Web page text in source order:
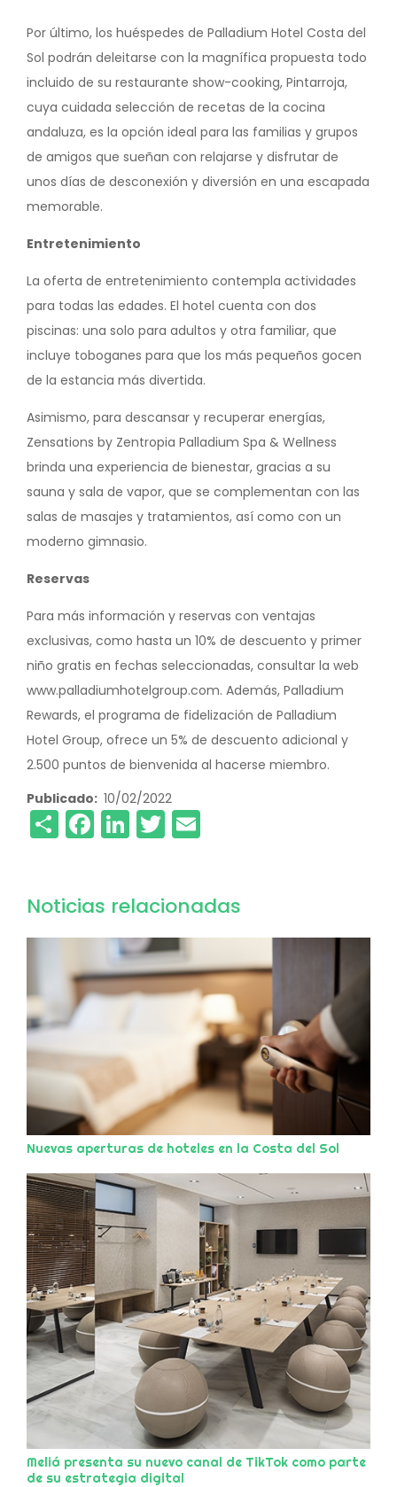
Por último, los huéspedes de Palladium Hotel Costa del
Sol podrán deleitarse con la magnífica propuesta todo
incluido de su restaurante show-cooking, Pintarroja,
cuya cuidada selección de recetas de la cocina
andaluza, es la opción ideal para las familias y grupos
de amigos que sueñan con relajarse y disfrutar de
unos días de desconexión y diversión en una escapada
memorable.
Entretenimiento
La oferta de entretenimiento contempla actividades
para todas las edades. El hotel cuenta con dos
piscinas: una solo para adultos y otra familiar, que
incluye toboganes para que los más pequeños gocen
de la estancia más divertida.
Asimismo, para descansar y recuperar energías,
Zensations by Zentropia Palladium Spa & Wellness
brinda una experiencia de bienestar, gracias a su
sauna y sala de vapor, que se complementan con las
salas de masajes y tratamientos, así como con un
moderno gimnasio.
Reservas
Para más información y reservas con ventajas
exclusivas, como hasta un 10% de descuento y primer
niño gratis en fechas seleccionadas, consultar la web
www.palladiumhotelgroup.com. Además, Palladium
Rewards, el programa de fidelización de Palladium
Hotel Group, ofrece un 5% de descuento adicional y
2.500 puntos de bienvenida al hacerse miembro.
Publicado 10/02/2022
ShareFacebook
LinkedIn
Twitter
Noticias relacionadas
Nuevas aperturas de hoteles en la Costa del Sol
Meliá presenta su nuevo canal de TikTok como parte
de su estrategia digital